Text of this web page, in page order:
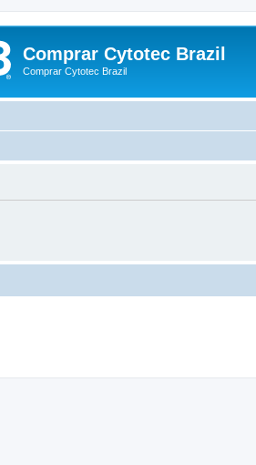
Comprar Cytotec Brazil
Comprar Cytotec Brazil